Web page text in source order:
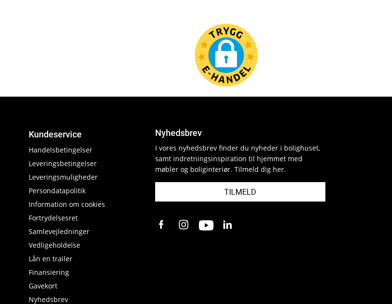
Kundeservice
Handelsbetingelser
Leveringsbetingelser
Leveringsmuligheder
Persondatapolitik
Information om cookies
Fortrydelsesret
Samlevejledninger
Vedligeholdelse
Lån en trailer
Finansiering
Gavekort
Nyhedsbrev
Nyhedsbrev
I vores nyhedsbrev finder du nyheder i bolighuset,
samt indretningsinspiration til hjemmet med
møbler og boliginteriør. Tilmeld dig her.
TILMELD